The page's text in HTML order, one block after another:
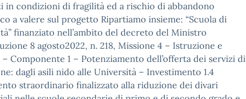
in condizioni di fragilità ed a rischio di abbandono
a valere sul progetto Ripartiamo insieme: “Scuola di
finanziato nell’ambito del decreto del Ministro
8 agosto2022, n. 218, Missione 4 – Istruzione e
– Componente 1 – Potenziamento dell’offerta dei servizi di
dagli asili nido alle Università – Investimento 1.4
straordinario finalizzato alla riduzione dei divari